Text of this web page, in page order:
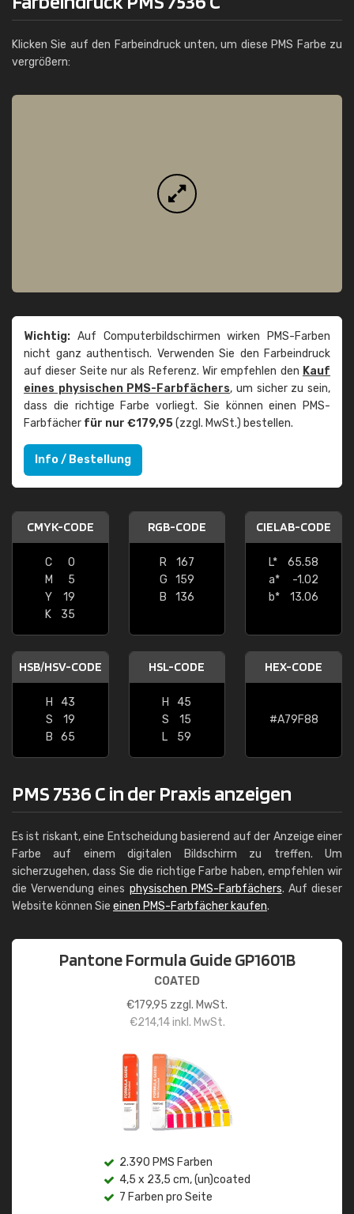
Klicken Sie auf den Farbeindruck unten, um diese PMS Farbe zu
vergrößern:
Wichtig: Auf Computerbildschirmen wirken PMS-Farben
nicht ganz authentisch. Verwenden Sie den Farbeindruck
auf dieser Seite nur als Referenz. Wir empfehlen den Kauf
eines physischen PMS-Farbfächers, um sicher zu sein,
dass die richtige Farbe vorliegt. Sie können einen PMS-
Farbfächer für nur €179,95(zzgl. MwSt.) bestellen.
Info / Bestellung
CMYK-CODE
C
0
M
5
Y
19
K
35
RGB-CODE
R
167
G
159
B
136
CIELAB-CODE
L*
65.58
a*
-1.02
b*
13.06
HSB/HSV-CODE
H
43
S
19
B
65
HSL-CODE
H
45
S
15
L
59
HEX-CODE
#A79F88
PMS 7536 C in der Praxis anzeigen
Es ist riskant, eine Entscheidung basierend auf der Anzeige einer
Farbe auf einem digitalen Bildschirm zu treffen. Um
sicherzugehen, dass Sie die richtige Farbe haben, empfehlen wir
die Verwendung eines physischen PMS-Farbfächers. Auf dieser
Website können Sie einen PMS-Farbfächer kaufen.
Pantone Formula Guide GP1601B
COATED
€179,95 zzgl. MwSt.
€214,14inkl. MwSt.
2.390 PMS Farben
4,5 x 23,5 cm, (un)coated
7 Farben pro Seite